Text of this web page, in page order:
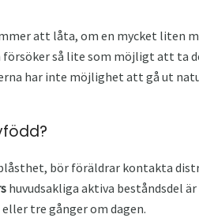
att låta, om en mycket liten
så lite som möjligt att ta
har inte möjlighet att gå ut
bör föräldrar kontakta
huvudsakliga aktiva beståndsdel
tre gånger om dagen.